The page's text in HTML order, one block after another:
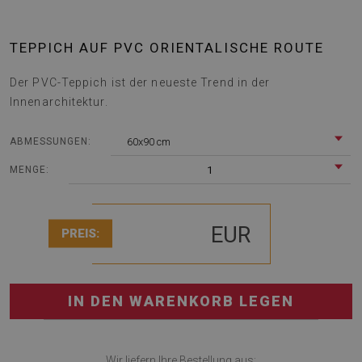
TEPPICH AUF PVC ORIENTALISCHE ROUTE
Der PVC-Teppich ist der neueste Trend in der
Innenarchitektur.
ABMESSUNGEN: 60x90 cm
MENGE: 1
PREIS: EUR
IN DEN WARENKORB LEGEN